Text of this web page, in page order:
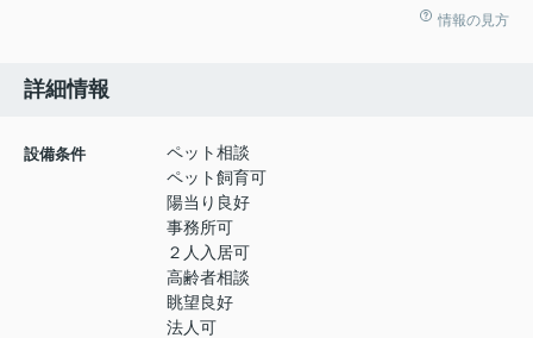
情報の見方
詳細情報
設備条件
ペット相談
ペット飼育可
陽当り良好
事務所可
２人入居可
高齢者相談
眺望良好
法人可